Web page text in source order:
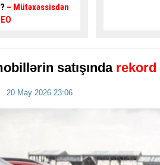
satışındarekord
20 May 2026 23:06